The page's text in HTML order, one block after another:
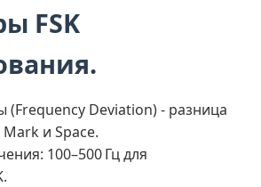
FSK
(Frequency Deviation) - разница
и Space.
100–500 Гц для